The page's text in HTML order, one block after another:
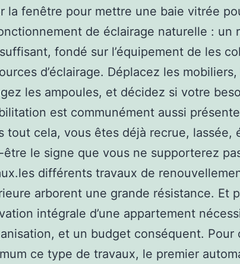
la fenêtre pour mettre une baie vitrée
de éclairage naturelle : un
fondé sur l’équipement de les
d’éclairage. Déplacez les
les ampoules, et décidez si votre
est communément aussi
tout cela, vous êtes déjà recrue, lassée,
être le signe que vous ne supporterez
différents travaux de
arborent une grande résistance. Et
intégrale d’une appartement
et un budget conséquent. Pour
ce type de travaux, le premier